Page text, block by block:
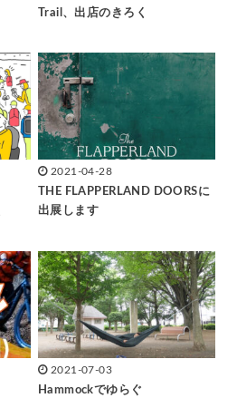
Trail、出店のきろく
2021-04-28
THE FLAPPERLAND DOORSに
出展します
2021-07-03
Hammockでゆらぐ